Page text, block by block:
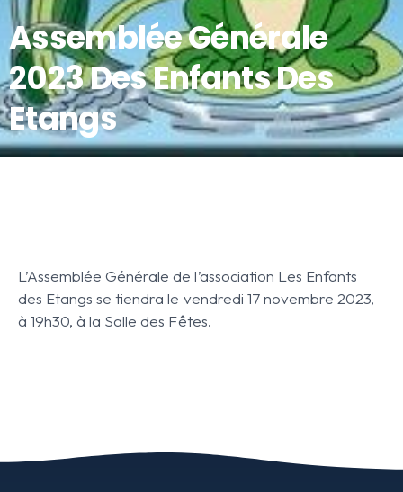
Assemblée Générale
2023 Des Enfants Des
Etangs
L’Assemblée Générale de l’association Les Enfants
des Etangs se tiendra le vendredi 17 novembre 2023,
à 19h30, à la Salle des Fêtes.